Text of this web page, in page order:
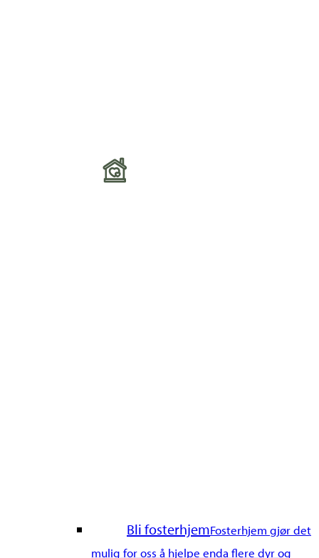
Bli fosterhjemFosterhjem gjør det
mulig for oss å hjelpe enda flere dyr og